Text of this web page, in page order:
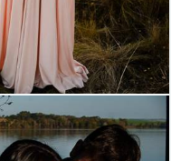
0